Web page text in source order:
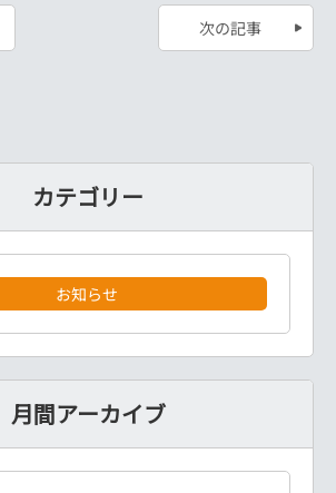
次の記事
カテゴリー
お知らせ
月間アーカイブ